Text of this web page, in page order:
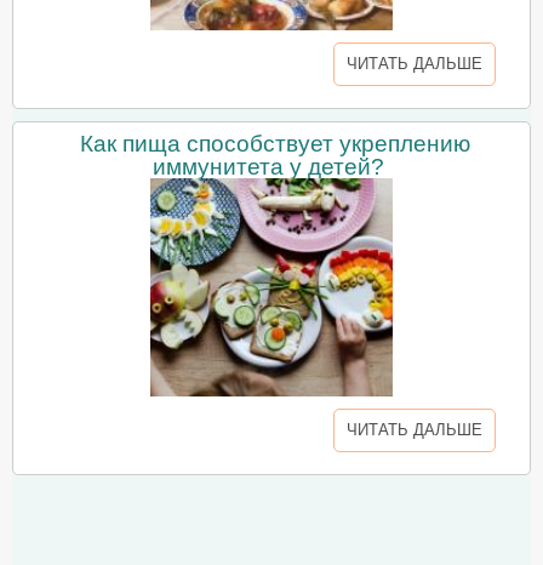
ЧИТАТЬ ДАЛЬШЕ
Как пища способствует укреплению
иммунитета у детей?
ЧИТАТЬ ДАЛЬШЕ